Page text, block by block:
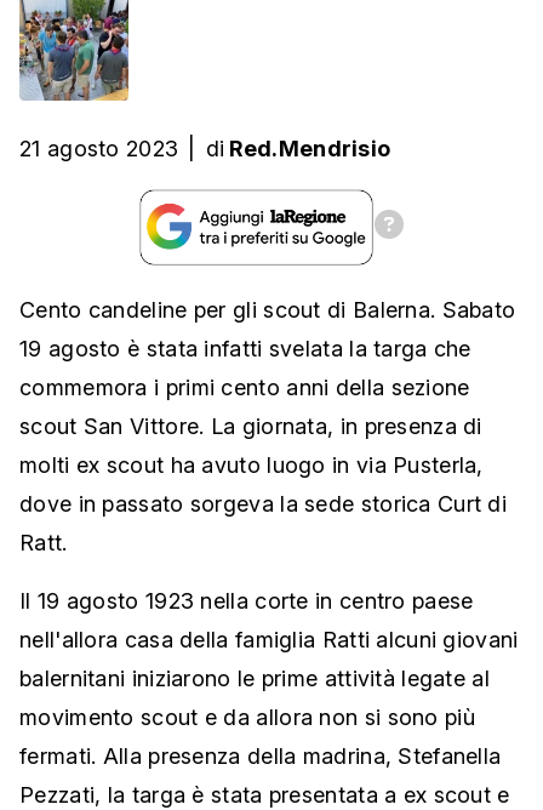
21 agosto 2023 di Red.Mendrisio
Cento candeline per gli scout di Balerna. Sabato
19 agosto è stata infatti svelata la targa che
commemora i primi cento anni della sezione
scout San Vittore. La giornata, in presenza di
molti ex scout ha avuto luogo in via Pusterla,
dove in passato sorgeva la sede storica Curt di
Ratt.
Il 19 agosto 1923 nella corte in centro paese
nell'allora casa della famiglia Ratti alcuni giovani
balernitani iniziarono le prime attività legate al
movimento scout e da allora non si sono più
fermati. Alla presenza della madrina, Stefanella
Pezzati, la targa è stata presentata a ex scout e